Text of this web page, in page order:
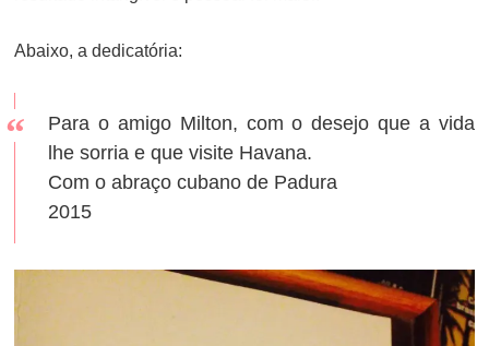
Abaixo, a dedicatória:
Para o amigo Milton, com o desejo que a vida
lhe sorria e que visite Havana.
Com o abraço cubano de Padura
2015